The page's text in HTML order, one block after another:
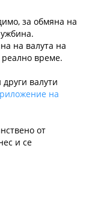
за обмяна на
на валута на
реално време.
валути
на
от
и се